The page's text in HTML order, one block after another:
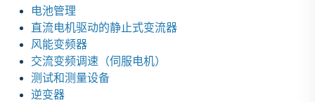
电池管理
直流电机驱动的静止式变流器
风能变频器
交流变频调速（伺服电机）
测试和测量设备
逆变器